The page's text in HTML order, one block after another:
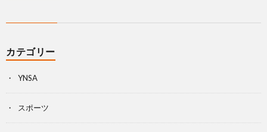
カテゴリー
YNSA
スポーツ